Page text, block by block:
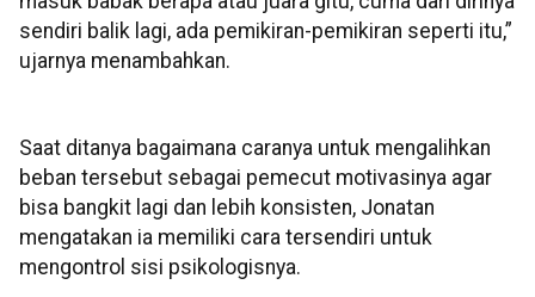
sendiri balik lagi, ada pemikiran-pemikiran seperti itu,”
ujarnya menambahkan.
Saat ditanya bagaimana caranya untuk mengalihkan
beban tersebut sebagai pemecut motivasinya agar
bisa bangkit lagi dan lebih konsisten, Jonatan
mengatakan ia memiliki cara tersendiri untuk
mengontrol sisi psikologisnya.